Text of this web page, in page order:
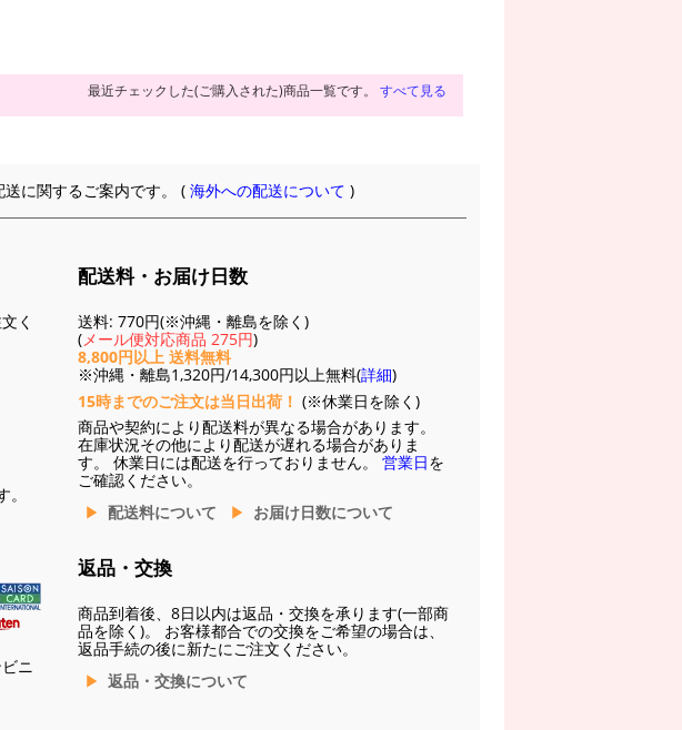
最近チェックした(ご購入された)商品一覧です。 すべて見る
送に関するご案内です。 (海外への配送について )
く
ニ
配送料・お届け日数
送料: 770円(※沖縄・離島を除く)
(メール便対応商品 275円)
8,800円以上 送料無料
※沖縄・離島1,320円/14,300円以上無料(詳細)
15時までのご注文は当日出荷！ (※休業日を除く)
商品や契約により配送料が異なる場合があります。
在庫状況その他により配送が遅れる場合がありま
す。 休業日には配送を行っておりません。 営業日を
ご確認ください。
配送料について
お届け日数について
返品・交換
商品到着後、8日以内は返品・交換を承ります(一部商
品を除く)。 お客様都合での交換をご希望の場合は、
返品手続の後に新たにご注文ください。
返品・交換について